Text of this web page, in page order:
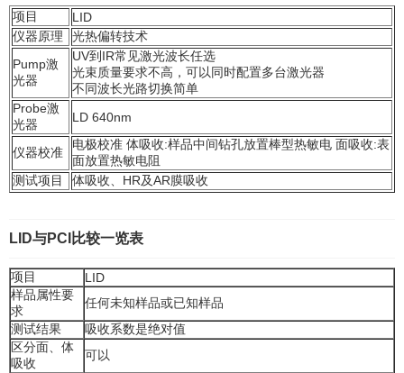
项目
LID
仪器原理
光热偏转技术
Pump激
光器
UV到IR常见激光波长任选
光束质量要求不高，可以同时配置多台激光器
不同波长光路切换简单
Probe激
光器
LD 640nm
仪器校准
电极校准 体吸收:样品中间钻孔放置棒型热敏电 面吸收:表
面放置热敏电阻
测试项目
体吸收、HR及AR膜吸收
LID与PCI比较一览表
项目
LID
样品属性要
求
任何未知样品或已知样品
测试结果
吸收系数是绝对值
区分面、体
吸收
可以